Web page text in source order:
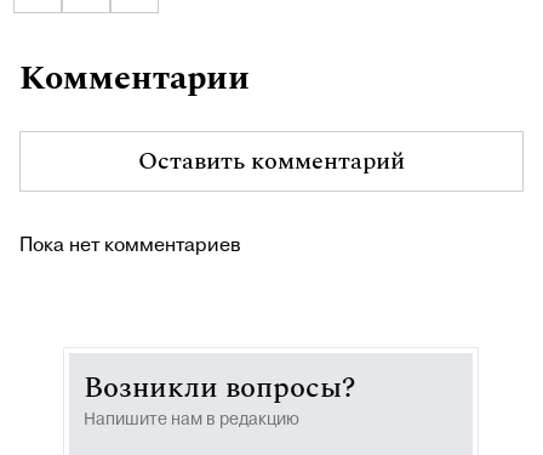
Комментарии
Оставить комментарий
Пока нет комментариев
Возникли вопросы?
Напишите нам в редакцию